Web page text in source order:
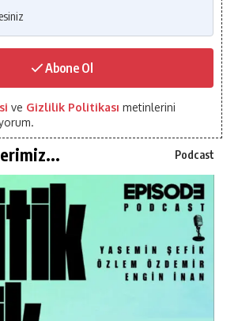
Abone Ol
ve Gizlilik Politikası metinlerini
Podcast